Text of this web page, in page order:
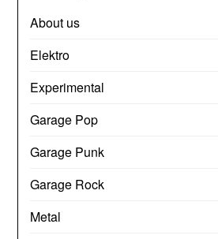
About us
Elektro
Experimental
Garage Pop
Garage Punk
Garage Rock
Metal